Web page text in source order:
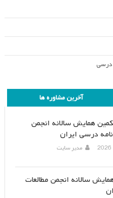
درسی
آخرین مشاوره ها
همایش سالانه انجمن
درسی ایران
مدیر سایت
سالانه انجمن مطالعات